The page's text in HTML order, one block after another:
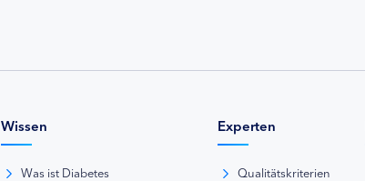
Wissen
Was ist Diabetes
Experten
Qualitätskriterien